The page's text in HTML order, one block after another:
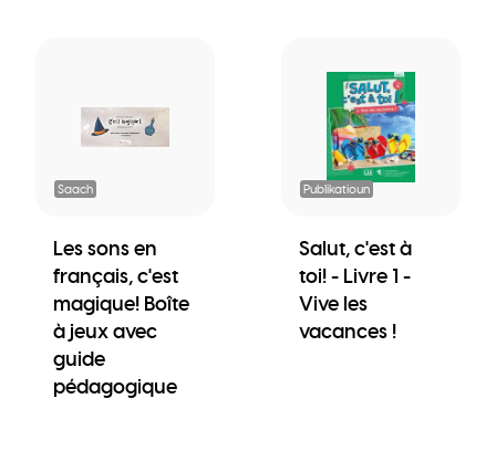
Saach
Les sons en
français, c'est
magique! Boîte
à jeux avec
guide
pédagogique
Publikatioun
Salut, c'est à
toi! - Livre 1 -
Vive les
vacances !